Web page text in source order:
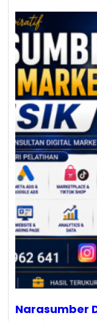
Narasumber